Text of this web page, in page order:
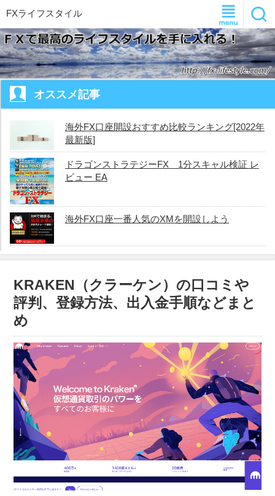
FXライフスタイル
オススメ記事
海外FX口座開設おすすめ比較ランキング[2022年
最新版]
ドラゴンストラテジーFX 1分スキャル検証 レ
ビュー EA
海外FX口座一番人気のXMを開設しよう
KRAKEN（クラーケン）の口コミや
評判、登録方法、出入金手順などまと
め